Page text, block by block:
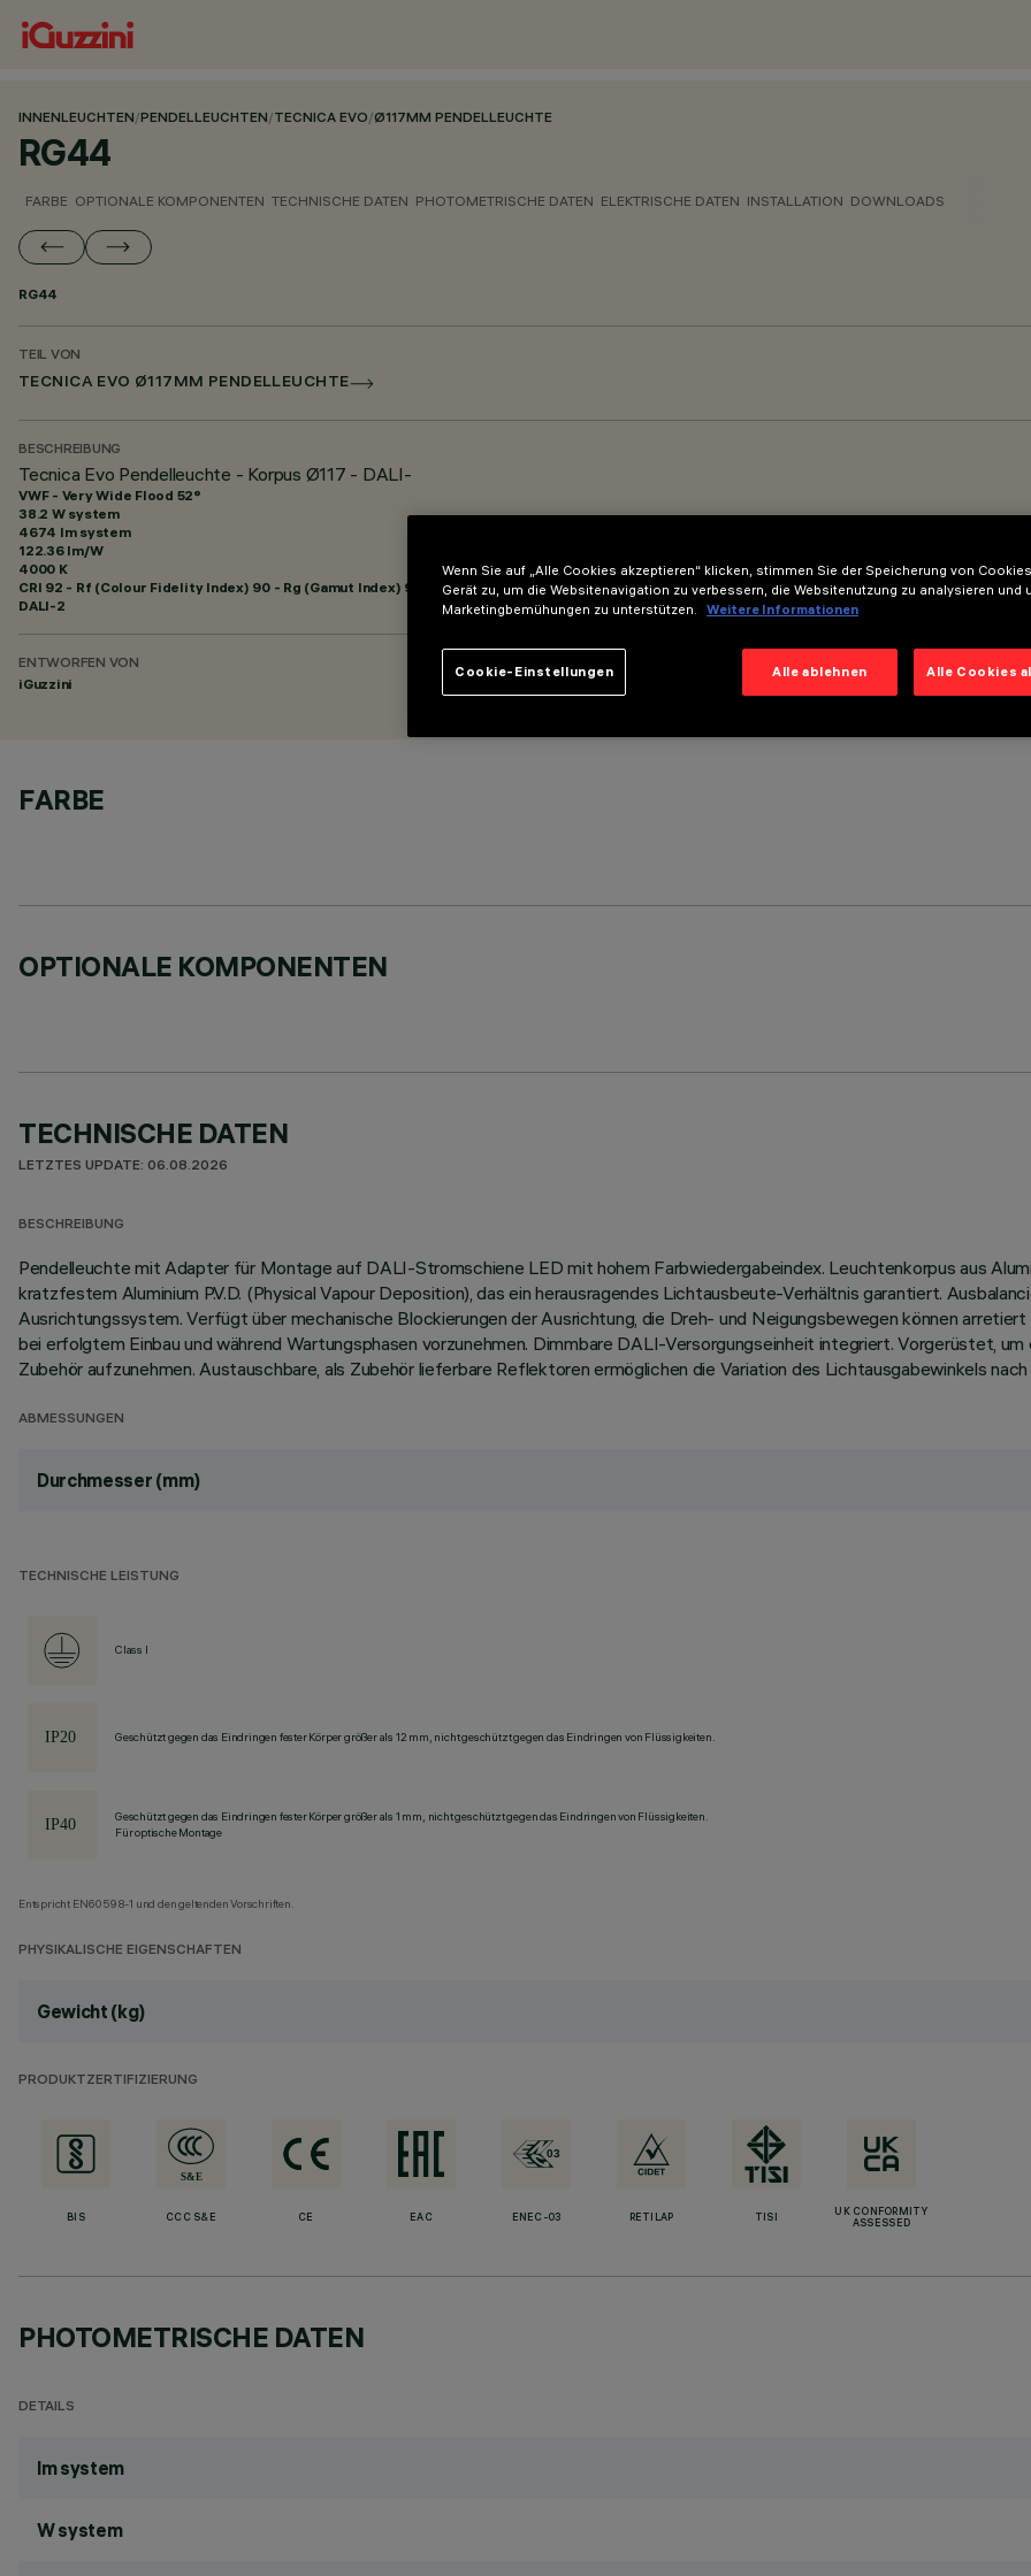
INNENLEUCHTEN/PENDELLEUCHTEN/TECNICA EVO/Ø117MM PENDELLEUCHTE
RG44
FARBE OPTIONALE KOMPONENTEN TECHNISCHE DATEN PHOTOMETRISCHE DATEN ELEKTRISCHE DATEN INSTALLATION DOWNLOADS
RG44
TEIL VON
TECNICA EVO Ø117MM PENDELLEUCHTE
BESCHREIBUNG
Tecnica Evo Pendelleuchte - Korpus Ø117 - DALI-
VWF - Very Wide Flood 52°
38.2 W system
4674 lm system
122.36 lm/W
4000 K
CRI 92 - Rf (Colour Fidelity Index) 90 - Rg (Gamut Index) 98
DALI-2
ENTWORFEN VON
iGuzzini
FARBE
OPTIONALE KOMPONENTEN
TECHNISCHE DATEN
LETZTES UPDATE: 06.08.2026
BESCHREIBUNG
Pendelleuchte mit Adapter für Montage auf DALI-Stromschiene LED mit hohem Farbwiedergabeindex. Leuchtenkorpus aus
kratzfestem Aluminium P.V.D. (Physical Vapour Deposition), das ein herausragendes Lichtausbeute-Verhältnis garantiert.
Ausrichtungssystem. Verfügt über mechanische Blockierungen der Ausrichtung, die Dreh- und Neigungsbewegen können
bei erfolgtem Einbau und während Wartungsphasen vorzunehmen. Dimmbare DALI-Versorgungseinheit integriert. Vorgerüstet,
Zubehör aufzunehmen. Austauschbare, als Zubehör lieferbare Reflektoren ermöglichen die Variation des Lichtausgabewinkels
ABMESSUNGEN
Durchmesser (mm)
TECHNISCHE LEISTUNG
Class I
Geschützt gegen das Eindringen fester Körper größer als 12 mm, nicht geschützt gegen das Eindringen von Flüssigkeiten.
Geschützt gegen das Eindringen fester Körper größer als 1 mm, nicht geschützt gegen das Eindringen von Flüssigkeiten.
Für optische Montage
Entspricht EN60598-1 und den geltenden Vorschriften.
PHYSIKALISCHE EIGENSCHAFTEN
Gewicht (kg)
PRODUKTZERTIFIZIERUNG
BIS CCC S&E CE EAC ENEC-03 RETILAP TISI
UK CONFORMITY
ASSESSED
PHOTOMETRISCHE DATEN
DETAILS
lm system
W system
Wenn Sie auf „Alle Cookies akzeptieren“ klicken, stimmen Sie der Speicherung von
Gerät zu, um die Websitenavigation zu verbessern, die Websitenutzung zu analysieren und
Marketingbemühungen zu unterstützen.
Weitere Informationen
Alle ablehnen Alle Cookies
Cookie-Einstellungen